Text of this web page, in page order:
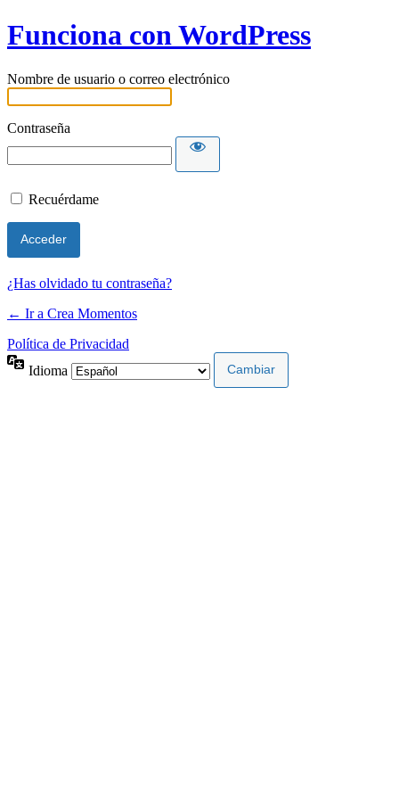
Funciona con WordPress
Nombre de usuario o correo electrónico
Contraseña
Recuérdame
¿Has olvidado tu contraseña?
← Ir a Crea Momentos
Política de Privacidad
Idioma